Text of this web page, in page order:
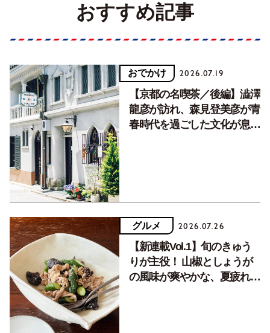
おすすめ記事
おでかけ 2026.07.19
【京都の名喫茶／後編】澁澤
龍彦が訪れ、森見登美彦が青
春時代を過ごした文化が息づ
グルメ 2026.07.26
【新連載Vol.1】旬のきゅう
りが主役！ 山椒としょうが
の風味が爽やかな、夏疲れを